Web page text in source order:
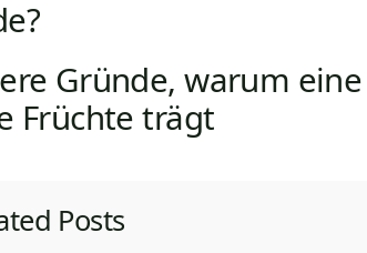
Gründe, warum
Früchte trägt
Posts